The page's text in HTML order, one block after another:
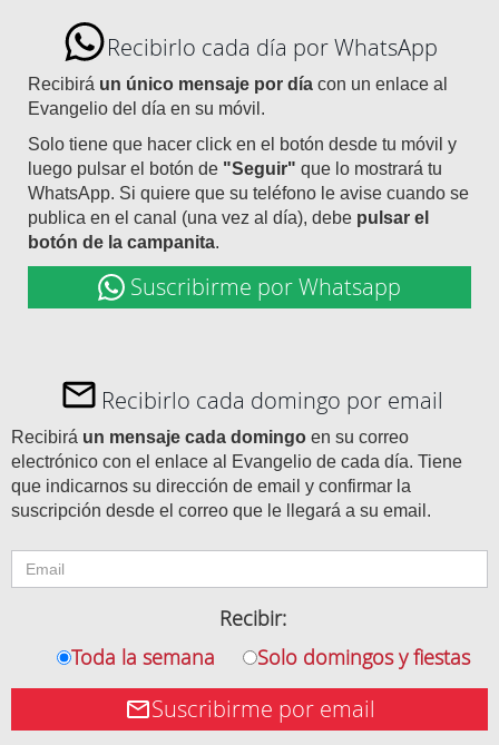
Recibirlo cada día por WhatsApp
Recibirá un único mensaje por día con un enlace al
Evangelio del día en su móvil.
Solo tiene que hacer click en el botón desde tu móvil y
luego pulsar el botón de "Seguir" que lo mostrará tu
WhatsApp. Si quiere que su teléfono le avise cuando se
publica en el canal (una vez al día), debe pulsar el
botón de la campanita.
Suscribirme por Whatsapp
Recibirlo cada domingo por email
Recibirá un mensaje cada domingo en su correo
electrónico con el enlace al Evangelio de cada día. Tiene
que indicarnos su dirección de email y confirmar la
suscripción desde el correo que le llegará a su email.
Recibir:
Toda la semana
Solo domingos y fiestas
Suscribirme por email